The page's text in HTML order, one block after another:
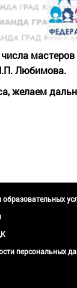
Любимова.
желаем
образовательных
персональных